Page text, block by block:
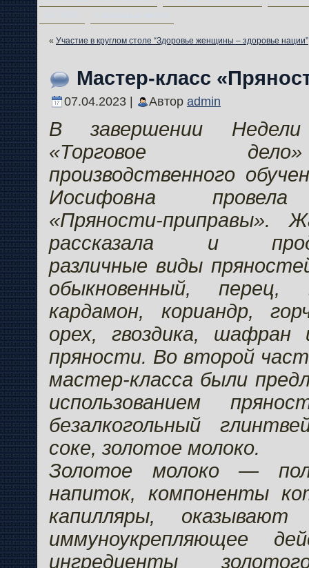
« Участие в круглом столе “Здоровье женщины – здоровье нации”
Мастер-класс
07.04.2023 | Автор admin
В завершении Недели
«Торговое
производственного
Иосифовна провела
«Пряности-приправы».
рассказала и
различные виды
обыкновенный, перец,
кардамон, кориандр,
орех, гвоздика, шафран
пряности. Во второй
мастер-класса были
использованием
безалкогольный
соке, золотое молоко.
Золотое молоко —
напиток, компоненты
капилляры, оказывают
иммуноукрепляющее
ингредиенты